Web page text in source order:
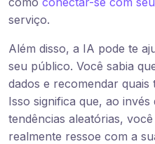
serviço.
Além disso, a IA pode te
seu público. Você sabia
dados e recomendar quais
Isso significa que, ao
tendências aleatórias,
realmente ressoe com a